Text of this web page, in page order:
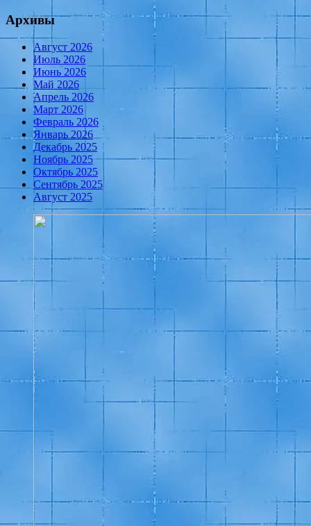
Архивы
Август 2026
Июль 2026
Июнь 2026
Май 2026
Апрель 2026
Март 2026
Февраль 2026
Январь 2026
Декабрь 2025
Ноябрь 2025
Октябрь 2025
Сентябрь 2025
Август 2025